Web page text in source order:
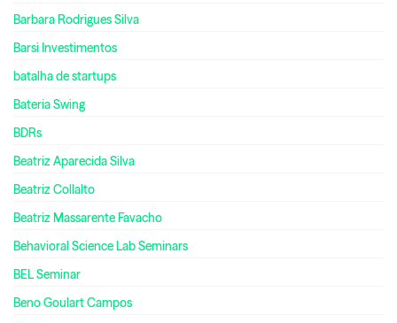
Barbara Rodrigues Silva
Barsi Investimentos
batalha de startups
Bateria Swing
BDRs
Beatriz Aparecida Silva
Beatriz Collalto
Beatriz Massarente Favacho
Behavioral Science Lab Seminars
BEL Seminar
Beno Goulart Campos